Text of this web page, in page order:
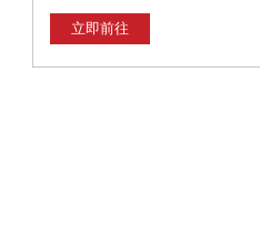
立即前往